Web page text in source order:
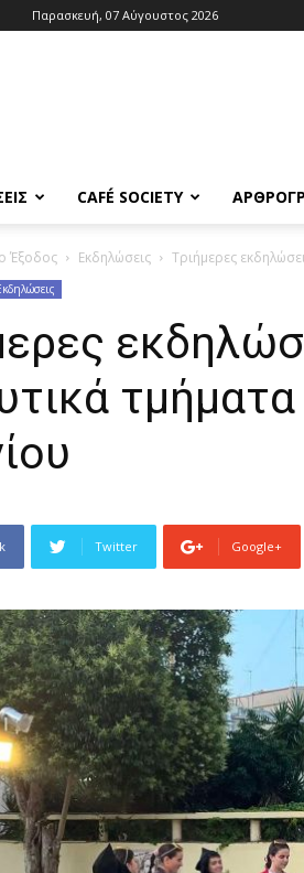
Παρασκευή, 07 Αύγουστος 2026
CAFÉ SOCIETY
Έξοδος Εκδηλώσεις Τριήμερες
Twitter Google+